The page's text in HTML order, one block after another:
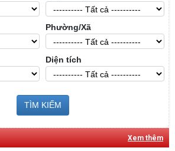
Phường/Xã
Diện tích
TÌM KIẾM
Xem thêm